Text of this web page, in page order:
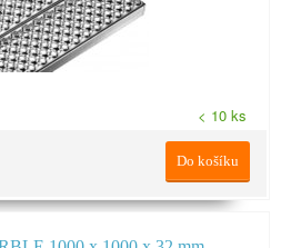
< 10 ks
Do košíku